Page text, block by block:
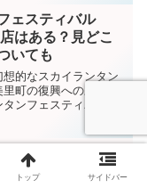
内外から多くの来場
ェスティバル
はある？見どこ
いても
的なスカイランタン
町の復興への願いを
ンフェスティバル
チンカーが並び、地元
、スイーツも楽しめる
登...
り2025屋台の出
ころや駐車場につ
トップ サイドバー